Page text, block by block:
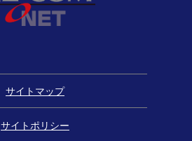
サイトマップ
サイトポリシー